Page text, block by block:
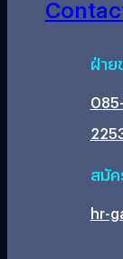
ฝ่าย
สมั
hr-